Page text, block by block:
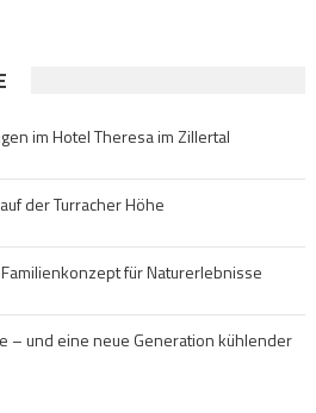
im Hotel Theresa im Zillertal
der Turracher Höhe
für Naturerlebnisse
– und eine neue Generation kühlender